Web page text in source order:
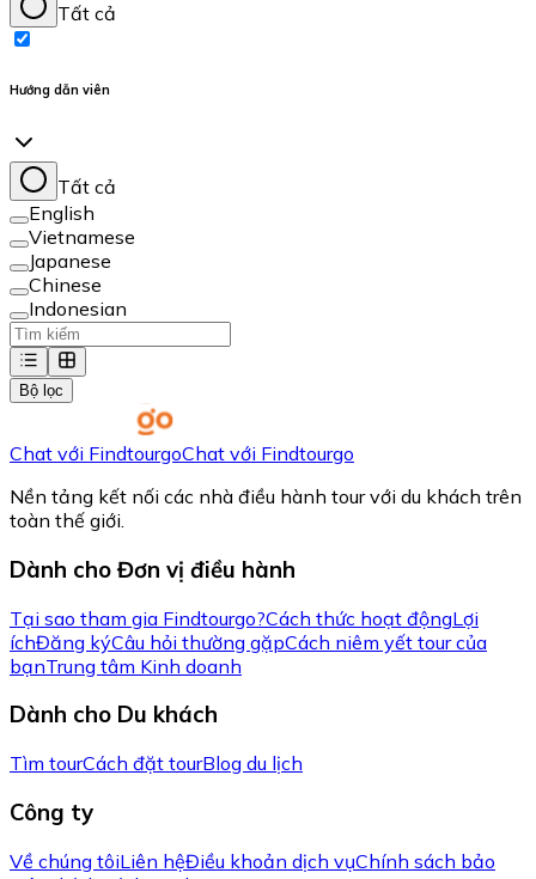
Tất cả
Hướng dẫn viên
Tất cả
English
Vietnamese
Japanese
Chinese
Indonesian
Bộ lọc
Chat với FindtourgoChat với Findtourgo
Nền tảng kết nối các nhà điều hành tour với du khách trên
toàn thế giới.
Dành cho Đơn vị điều hành
Tại sao tham gia Findtourgo?Cách thức hoạt độngLợi
íchĐăng kýCâu hỏi thường gặpCách niêm yết tour của
bạnTrung tâm Kinh doanh
Dành cho Du khách
Tìm tourCách đặt tourBlog du lịch
Công ty
Về chúng tôiLiên hệĐiều khoản dịch vụChính sách bảo